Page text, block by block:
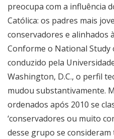
preocupa com a influência
Católica: os padres mais
conservadores e alinhados
Conforme o National Study
conduzido pela
Washington, D.C., o perfil
mudou substantivamente.
ordenados após 2010 se
‘conservadores ou muito
desse grupo se